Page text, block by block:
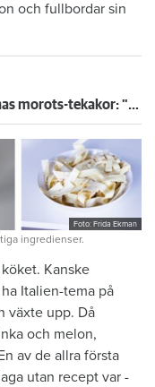
och fullbordar sin
Knepen för att få till Annas morots-tekakor: "Kladda lite"
Foto: Frida Ekman
ingredienser.
Kanske
Italien-tema på
växte upp. Då
och melon,
av de allra första
utan ­recept var